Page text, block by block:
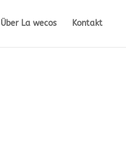
Über La wecos Kontakt